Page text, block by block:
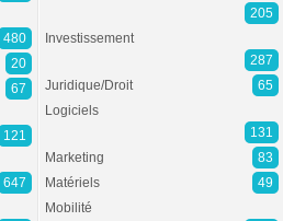
480
20
67
121
647
205
Investissement
287
Juridique/Droit
65
Logiciels
131
Marketing
83
Matériels
49
Mobilité